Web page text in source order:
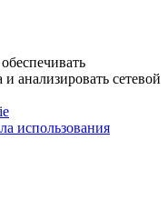
анализировать сетевой
использования